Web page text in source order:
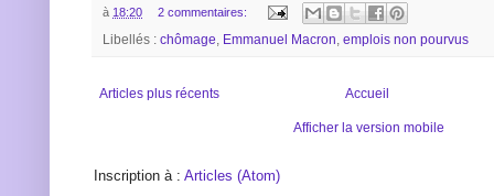
à 18:20 2 commentaires:
Libellés : chômage, Emmanuel Macron, emplois non pourvus
Articles plus récents Accueil
Afficher la version mobile
Inscription à : Articles (Atom)